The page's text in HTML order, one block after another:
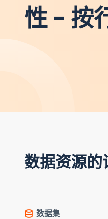
性 - 按
数据资源的
数据集